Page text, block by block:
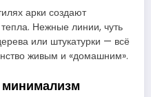
арки создают
Нежные линии, чуть
или штукатурки — всё
живым и «домашним».